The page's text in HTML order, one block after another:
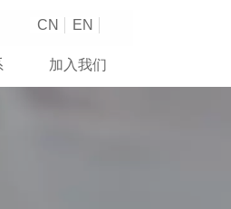
CN EN
加入我们